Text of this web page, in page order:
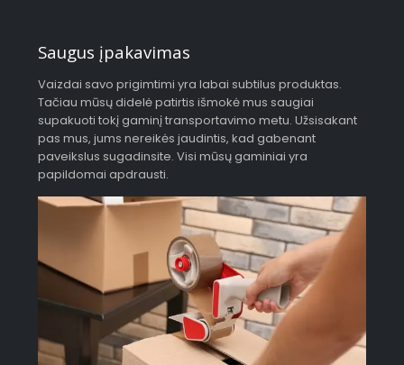
Saugus įpakavimas
Vaizdai savo prigimtimi yra labai subtilus produktas.
Tačiau mūsų didelė patirtis išmokė mus saugiai
supakuoti tokį gaminį transportavimo metu. Užsisakant
pas mus, jums nereikės jaudintis, kad gabenant
paveikslus sugadinsite. Visi mūsų gaminiai yra
papildomai apdrausti.